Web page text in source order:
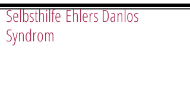
Selbsthilfe Ehlers Danlos
Syndrom